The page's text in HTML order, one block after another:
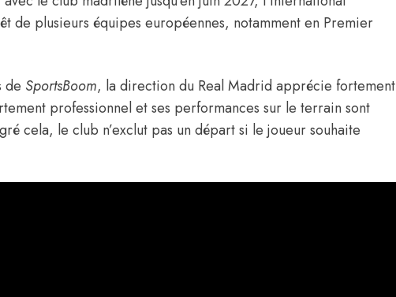
de plusieurs équipes européennes, notamment en Premier
de SportsBoom, la direction du Real Madrid apprécie fortement
professionnel et ses performances sur le terrain sont
cela, le club n’exclut pas un départ si le joueur souhaite